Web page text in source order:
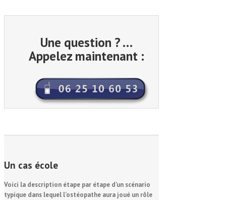
Une question ?…
Appelez maintenant :
Un cas école
Voici la description étape par étape d’un scénario
typique dans lequel l’ostéopathe aura joué un rôle